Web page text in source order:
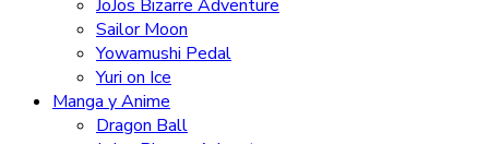
JoJos Bizarre Adventure
Sailor Moon
Yowamushi Pedal
Yuri on Ice
Manga y Anime
Dragon Ball